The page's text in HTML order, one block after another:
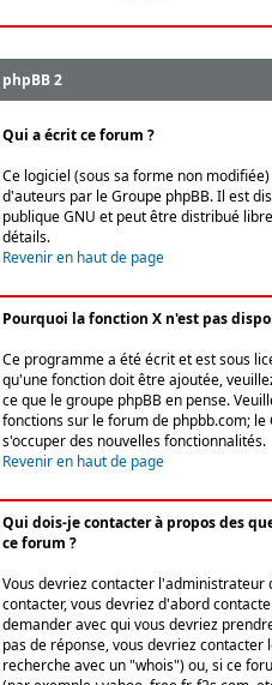
phpBB 2
Qui a écrit ce forum ?
Ce logiciel (sous sa forme non
d'auteurs par leGroupe phpBB. Il est
publique GNU et peut être distribué
détails.
Revenir en haut de page
Pourquoi la fonction X n'est pas
Ce programme a été écrit et est sous
qu'une fonction doit être ajoutée,
ce que le groupe phpBB en pense.
fonctions sur le forum de phpbb.com;
s'occuper des nouvelles fonctionnalités.
Revenir en haut de page
Qui dois-je contacter à propos des
ce forum ?
Vous devriez contacter l'administrateur
contacter, vous devriez d'abord
demander avec qui vous devriez
pas de réponse, vous devriez
recherche avec un "whois") ou, si ce